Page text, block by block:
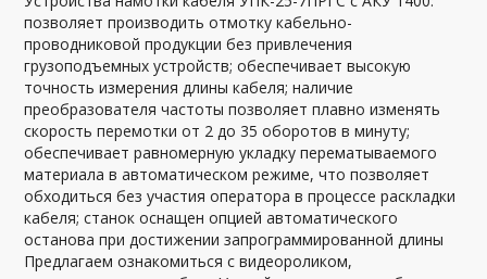
позволяет производить отмотку кабельно-
проводниковой продукции без привлечения
грузоподъемных устройств; обеспечивает высокую
точность измерения длины кабеля; наличие
преобразователя частоты позволяет плавно изменять
скорость перемотки от 2 до 35 оборотов в минуту;
обеспечивает равномерную укладку перематываемого
материала в автоматическом режиме, что позволяет
обходиться без участия оператора в процессе раскладки
кабеля; станок оснащен опцией автоматического
останова при достижении запрограммированной длины
Предлагаем ознакомиться с видеороликом,